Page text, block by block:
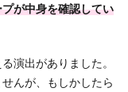
が中身を確認してい
演出がありました。
んが、もしかしたら